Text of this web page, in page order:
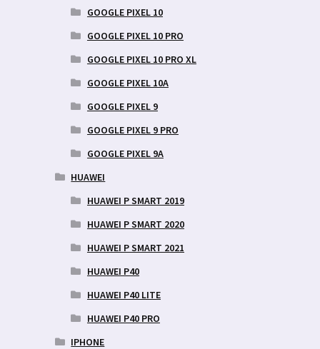
GOOGLE PIXEL 10
GOOGLE PIXEL 10 PRO
GOOGLE PIXEL 10 PRO XL
GOOGLE PIXEL 10A
GOOGLE PIXEL 9
GOOGLE PIXEL 9 PRO
GOOGLE PIXEL 9A
HUAWEI
HUAWEI P SMART 2019
HUAWEI P SMART 2020
HUAWEI P SMART 2021
HUAWEI P40
HUAWEI P40 LITE
HUAWEI P40 PRO
IPHONE